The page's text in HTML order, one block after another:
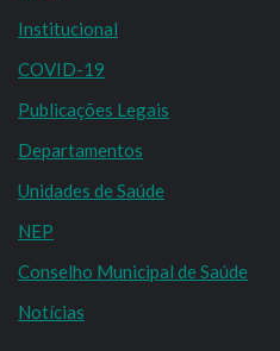
Institucional
COVID-19
Publicações Legais
Departamentos
Unidades de Saúde
NEP
Conselho Municipal de Saúde
Notícias